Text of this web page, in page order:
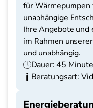
für Wärmepumpen
unabhängige
Ihre Angebote und
im Rahmen
und unabhängig.
Dauer: 45
Beratungsart: